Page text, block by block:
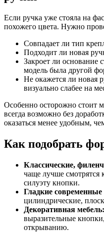
Если ручка уже стояла на
похожего цвета. Нужно
Совпадает ли тип
Подходит ли новая
Закроет ли основание
модель была другой
Не окажется ли новая
визуально слабее на
Особенно осторожно стоит
всегда возможно без
оказаться менее удобным,
Как подобрать
Классические,
чаще лучше смотрятся
силуэту кнопки.
Гладкие
цилиндрические,
Декоративная мебель:
выразительные
открыванию.